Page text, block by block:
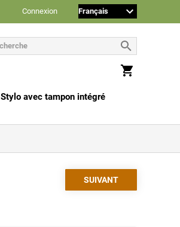
Connexion
Stylo avec tampon intégré